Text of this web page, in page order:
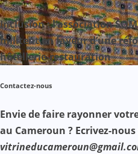
Inclusion : l’association
militent en faveur d’une
hôtellerie-restauration
Contactez-nous
Envie de faire rayonner
au Cameroun ? Ecrivez-nous